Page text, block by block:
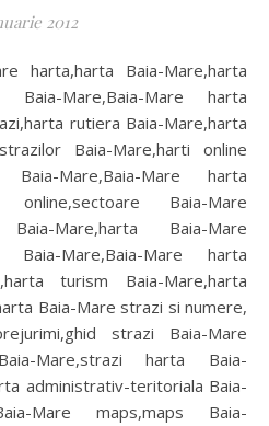
2012
Baia-Mare,Baia-Mare harta
rutiera Baia-Mare,harta
Baia-Mare,harti online
Mare,Baia-Mare harta
online,sectoare Baia-Mare
Mare,harta Baia-Mare
Mare,Baia-Mare harta
turism Baia-Mare,harta
Baia-Mare strazi si numere,
strazi Baia-Mare
Mare,strazi harta Baia-
administrativ-teritoriala Baia-
Mare maps,maps Baia-